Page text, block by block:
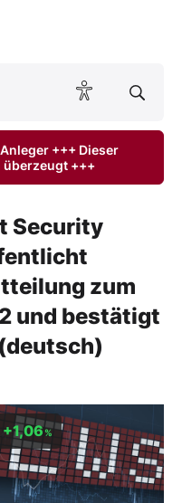
ONLINE lesen
+++ Dieser
+++
Security
zum
und bestätigt
+1,06%